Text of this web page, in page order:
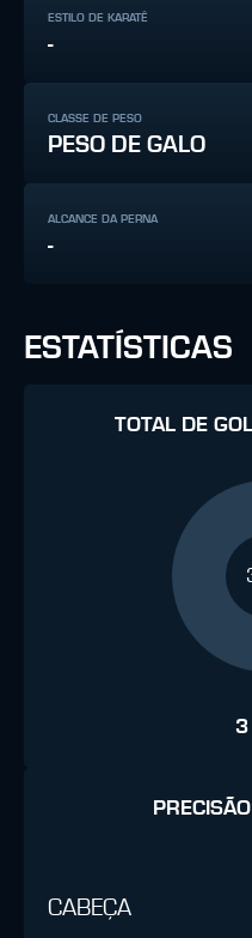
ESTILO DE KARATÊ
-
CLASSE DE PESO
PESO DE GALO
ALCANCE DA PERNA
-
ESTATÍSTICAS
TOTAL DE
3
CABEÇA